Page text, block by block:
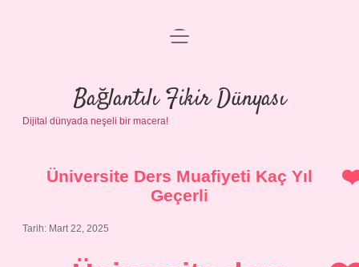
Anasayfa
Gizlilik Politikası
Yasal Uyarı
menüyü
Bağlantılı Fikir Dünyası
Dijital dünyada neşeli bir macera!
Üniversite Ders Muafiyeti Kaç Yıl
Geçerli
Tarih: Mart 22, 2025